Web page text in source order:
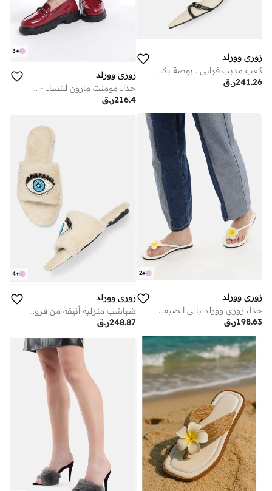
زوري وورلد
كعب مدبب فرابي . بوصة بكعب قطة راحة فاخرة نباتية طوال اليوم للاجتماعات المكتبية والمناسبات الاحتفالية أو وجبات برانش نهاية الأسبوع الأنيقة
ر.ق241.26
+
3
زوري وورلد
حذاء مومنت مارون للنساء - حذاء مومنت مزخرف
ر.ق216.4
+
2
زوري وورلد
حذاء زوري وورلد بالي الصيفي الأبيض للنساء - إسفنج ميموري فوم وزخارف زهرية
ر.ق198.63
+
4
زوري وورلد
شباشب منزلية أنيقة من فرو نباتي ناعم بنعل مبطن خفيف وتصميم مرصع يدويًا
ر.ق248.87